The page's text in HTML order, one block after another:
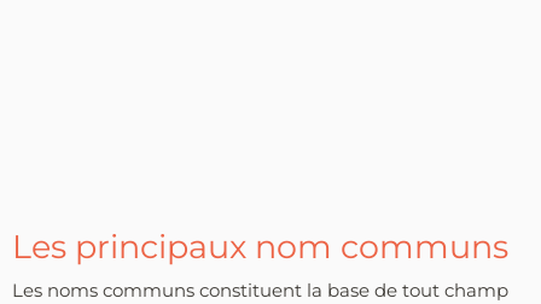
Les principaux nom communs
Les noms communs constituent la base de tout champ